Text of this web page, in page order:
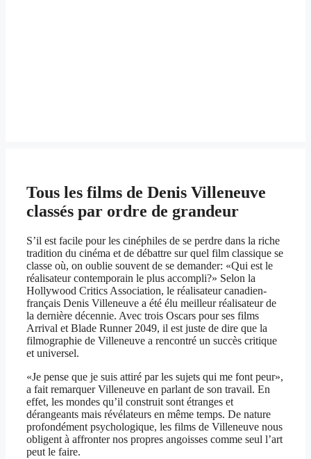
Tous les films de Denis Villeneuve
classés par ordre de grandeur
S’il est facile pour les cinéphiles de se perdre dans la riche
tradition du cinéma et de débattre sur quel film classique se
classe où, on oublie souvent de se demander: «Qui est le
réalisateur contemporain le plus accompli?» Selon la
Hollywood Critics Association, le réalisateur canadien-
français Denis Villeneuve a été élu meilleur réalisateur de
la dernière décennie. Avec trois Oscars pour ses films
Arrival et Blade Runner 2049, il est juste de dire que la
filmographie de Villeneuve a rencontré un succès critique
et universel.
«Je pense que je suis attiré par les sujets qui me font peur»,
a fait remarquer Villeneuve en parlant de son travail. En
effet, les mondes qu’il construit sont étranges et
dérangeants mais révélateurs en même temps. De nature
profondément psychologique, les films de Villeneuve nous
obligent à affronter nos propres angoisses comme seul l’art
peut le faire.